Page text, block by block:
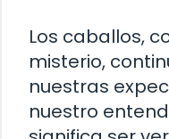
Los caballos,
misterio,
nuestras
nuestro